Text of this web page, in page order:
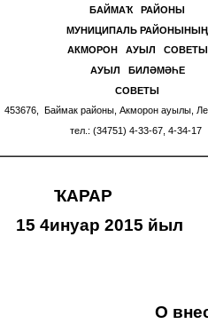
БАЙМАҠ РАЙОНЫ
МУНИЦИПАЛЬ РАЙОНЫНЫҢ
АКМОРОН АУЫЛ СОВЕТЫ
АУЫЛ БИЛӘМӘҺЕ
СОВЕТЫ
453676, Баймак районы, Акморон ауылы,
тел.: (34751) 4-33-67, 4-34-17
ҠАРАР
15 4инуар
О